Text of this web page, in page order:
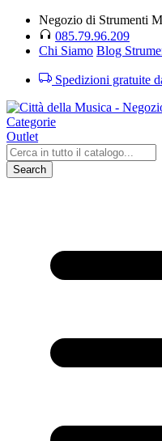
Negozio di Strumenti
085.79.96.209
Chi Siamo Blog
Spedizioni gratuite
Categorie
Outlet
Search